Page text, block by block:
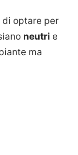
di optare per
neutri e
ma